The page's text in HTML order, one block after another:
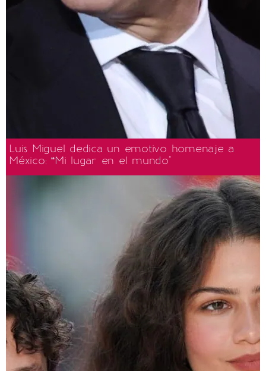
Luis Miguel dedica un emotivo homenaje a
México: “Mi lugar en el mundo"